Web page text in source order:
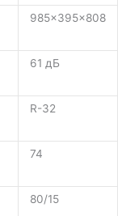
985×395×808
61 дБ
R-32
74
80/15